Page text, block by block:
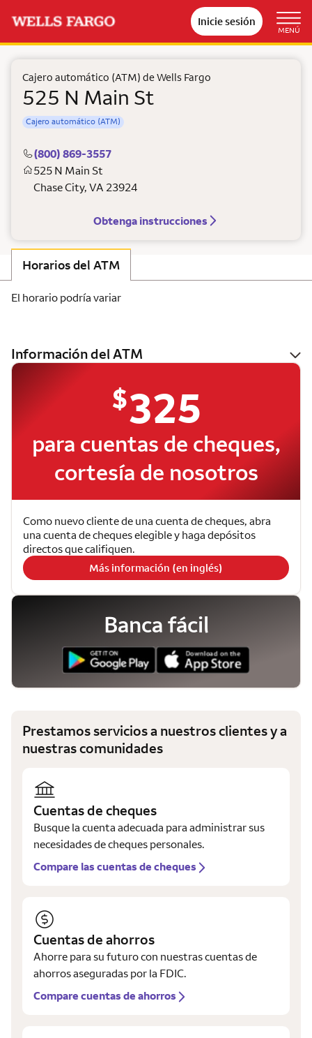
Inicie sesión
MENÚ
Cajero automático (ATM) de Wells Fargo
525 N Main St
Cajero automático (ATM)
(800) 869-3557
525 N Main St
Chase City, VA 23924
Obtenga instrucciones
Horarios del ATM
El horario podría variar
Información del ATM
$325
para cuentas de cheques,
cortesía de nosotros
Como nuevo cliente de una cuenta de cheques, abra
una cuenta de cheques elegible y haga depósitos
directos que califiquen.
Más información (en inglés)
Banca fácil
Prestamos servicios a nuestros clientes y a
nuestras comunidades
Cuentas de cheques
Busque la cuenta adecuada para administrar sus
necesidades de cheques personales.
Compare las cuentas de cheques
Cuentas de ahorros
Ahorre para su futuro con nuestras cuentas de
ahorros aseguradas por la FDIC.
Compare cuentas de ahorros